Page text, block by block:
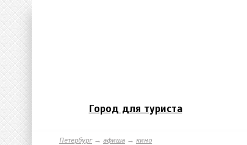
Город для туриста
Петербург→ афиша → кино